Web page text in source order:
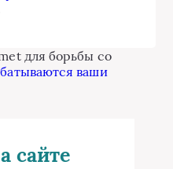
для борьбы со
ваши
сайте